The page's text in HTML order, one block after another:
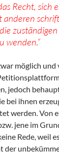
Recht, sich
anderen
wenden.“
möglich
jedoch
bei ihnen
werden. Von
jene im
Rede, weil
der